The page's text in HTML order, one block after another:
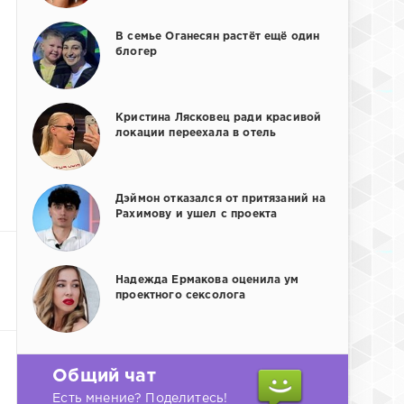
В семье Оганесян растёт ещё один
блогер
Кристина Лясковец ради красивой
локации переехала в отель
Дэймон отказался от притязаний на
Рахимову и ушел с проекта
Надежда Ермакова оценила ум
проектного сексолога
Общий чат
Есть мнение? Поделитесь!